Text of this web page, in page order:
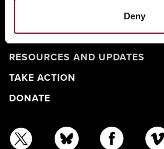
Deny
BANNING NUCLEAR WEAPONS
RESOURCES AND UPDATES
TAKE ACTION
DONATE